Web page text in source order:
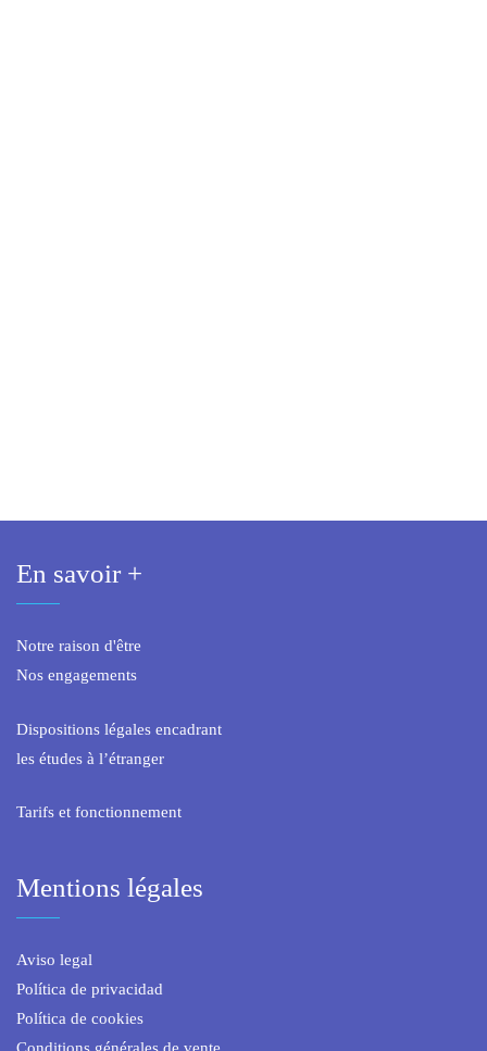
En savoir +
Notre raison d'être
Nos engagements
Dispositions légales encadrant
les études à l’étranger
Tarifs et fonctionnement
Mentions légales
Aviso legal
Política de privacidad
Política de cookies